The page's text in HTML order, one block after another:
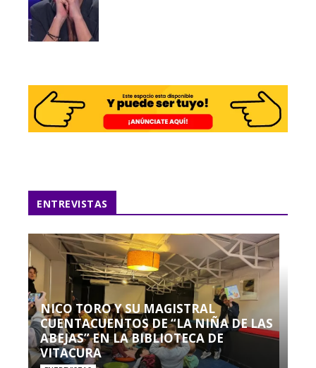
ENTREVISTAS
NICO TORO Y SU MAGISTRAL
CUENTACUENTOS DE “LA NIÑA DE LAS
ABEJAS” EN LA BIBLIOTECA DE
VITACURA